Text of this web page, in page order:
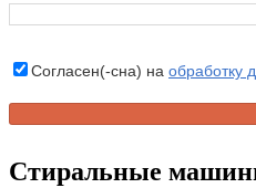
Согласен(-сна) на обработку
Стиральные